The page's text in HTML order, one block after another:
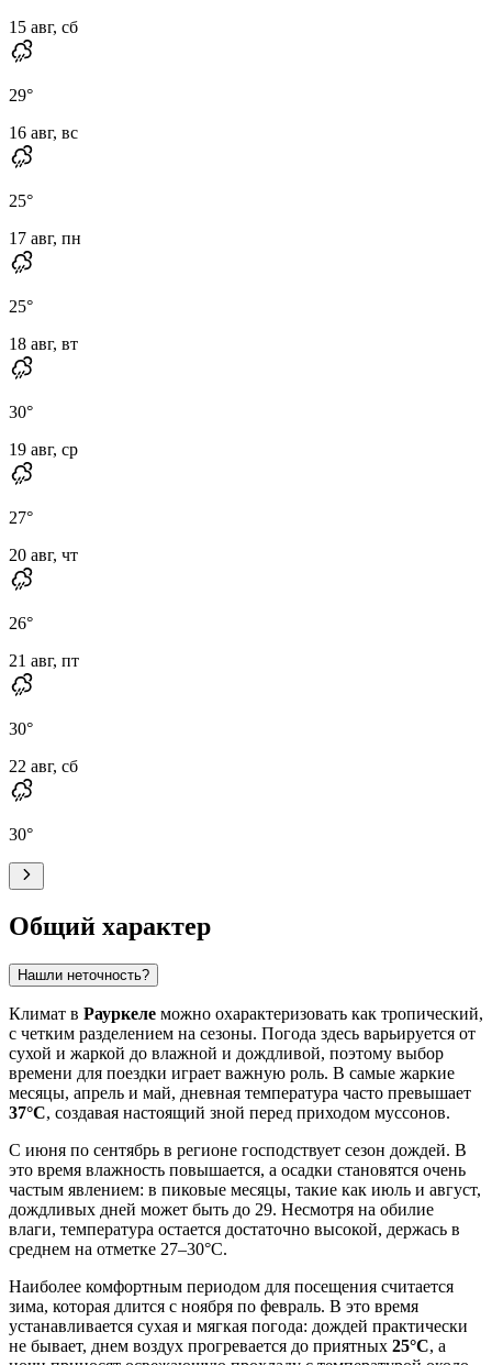
15 авг, сб
29°
16 авг, вс
25°
17 авг, пн
25°
18 авг, вт
30°
19 авг, ср
27°
20 авг, чт
26°
21 авг, пт
30°
22 авг, сб
30°
Общий характер
Нашли неточность?
Климат в Рауркеле можно охарактеризовать как тропический,
с четким разделением на сезоны. Погода здесь варьируется от
сухой и жаркой до влажной и дождливой, поэтому выбор
времени для поездки играет важную роль. В самые жаркие
месяцы, апрель и май, дневная температура часто превышает
37°C, создавая настоящий зной перед приходом муссонов.
С июня по сентябрь в регионе господствует сезон дождей. В
это время влажность повышается, а осадки становятся очень
частым явлением: в пиковые месяцы, такие как июль и август,
дождливых дней может быть до 29. Несмотря на обилие
влаги, температура остается достаточно высокой, держась в
среднем на отметке 27–30°C.
Наиболее комфортным периодом для посещения считается
зима, которая длится с ноября по февраль. В это время
устанавливается сухая и мягкая погода: дождей практически
не бывает, днем воздух прогревается до приятных 25°C, а